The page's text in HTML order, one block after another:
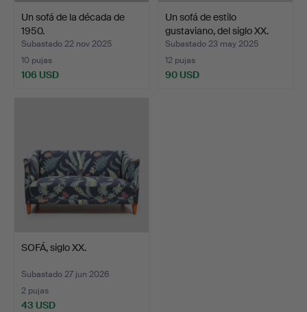
Un sofá de la década de
1950.
Subastado 22 nov 2025
10 pujas
106 USD
Un sofá de estilo
gustaviano, del siglo XX.
Subastado 23 may 2025
12 pujas
90 USD
SOFÁ, siglo XX.
Subastado 27 jun 2026
2 pujas
43 USD